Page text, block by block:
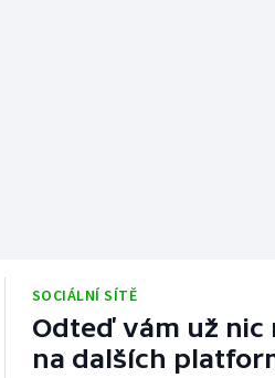
SOCIÁLNÍ SÍTĚ
Odteď vám už nic
na dalších